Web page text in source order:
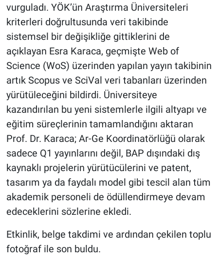
vurguladı. YÖK’ün Araştırma Üniversiteleri
kriterleri doğrultusunda veri takibinde
sistemsel bir değişikliğe gittiklerini de
açıklayan Esra Karaca, geçmişte Web of
Science (WoS) üzerinden yapılan yayın takibinin
artık Scopus ve SciVal veri tabanları üzerinden
yürütüleceğini bildirdi. Üniversiteye
kazandırılan bu yeni sistemlerle ilgili altyapı ve
eğitim süreçlerinin tamamlandığını aktaran
Prof. Dr. Karaca; Ar-Ge Koordinatörlüğü olarak
sadece Q1 yayınlarını değil, BAP dışındaki dış
kaynaklı projelerin yürütücülerini ve patent,
tasarım ya da faydalı model gibi tescil alan tüm
akademik personeli de ödüllendirmeye devam
edeceklerini sözlerine ekledi.
Etkinlik, belge takdimi ve ardından çekilen toplu
fotoğraf ile son buldu.